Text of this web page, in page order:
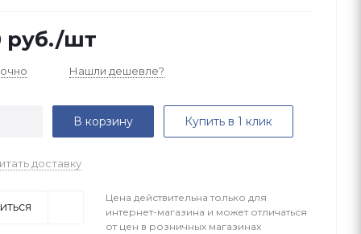
руб./шт
Нашли дешевле?
В корзину Купить в 1 клик
доставку
Цена действительна только для
интернет-магазина и может отличаться
от цен в розничных магазинах